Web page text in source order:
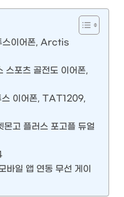
스이어폰, Arctis
스포츠 골전도 이어폰,
스 이어폰, TAT1209,
몬고 플러스 포고플 듀얼
일 앱 연동 무선 게이